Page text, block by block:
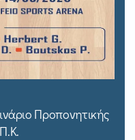
Προπονητικής